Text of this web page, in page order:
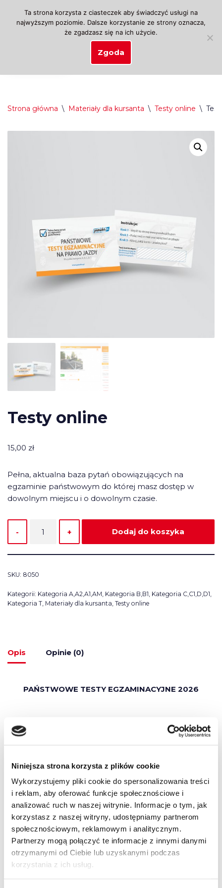
Niniejsza strona korzysta z plików cookie
Wykorzystujemy pliki cookie do spersonalizowania treści
i reklam, aby oferować funkcje społecznościowe i
analizować ruch w naszej witrynie. Informacje o tym, jak
korzystasz z naszej witryny, udostępniamy partnerom
społecznościowym, reklamowym i analitycznym.
Partnerzy mogą połączyć te informacje z innymi danymi
otrzymanymi od Ciebie lub uzyskanymi podczas
korzystania z ich usług.
Przejdź
Strona główna \ Materiały dla kursanta \ Testy online \
Testy online
15,00 zł
Pełna, aktualna baza pytań obowiązujących na
egzaminie państwowym do której masz dostęp w
dowolnym miejscu i o dowolnym czasie.
Dodaj do koszyka
SKU: 8050
Kategorii: Kategoria A,A2,A1,AM, Kategoria B,B1, Kategoria C,C1,D,D1,
Kategoria T, Materiały dla kursanta, Testy online
Opis Opinie (0)
PAŃSTWOWE TESTY EGZAMINACYJNE 2026
Zalety korzystania z Testów egzaminacyjnych:
90 dniowy dostęp do pełnej bazy pytań
egzaminacyjnych
dostęp do wszystkich, aktualnych pytań
zatwierdzonych przez Ministerstwo. Każda zmiana
przepisów lub aktualizacja w bazie pytań
Ministerstwa, powoduje natychmiastową aktualizację
Ta strona korzysta z ciasteczek aby świadczyć usługi na
najwyższym poziomie. Dalsze korzystanie ze strony oznacza,
że zgadzasz się na ich użycie.
Zgoda